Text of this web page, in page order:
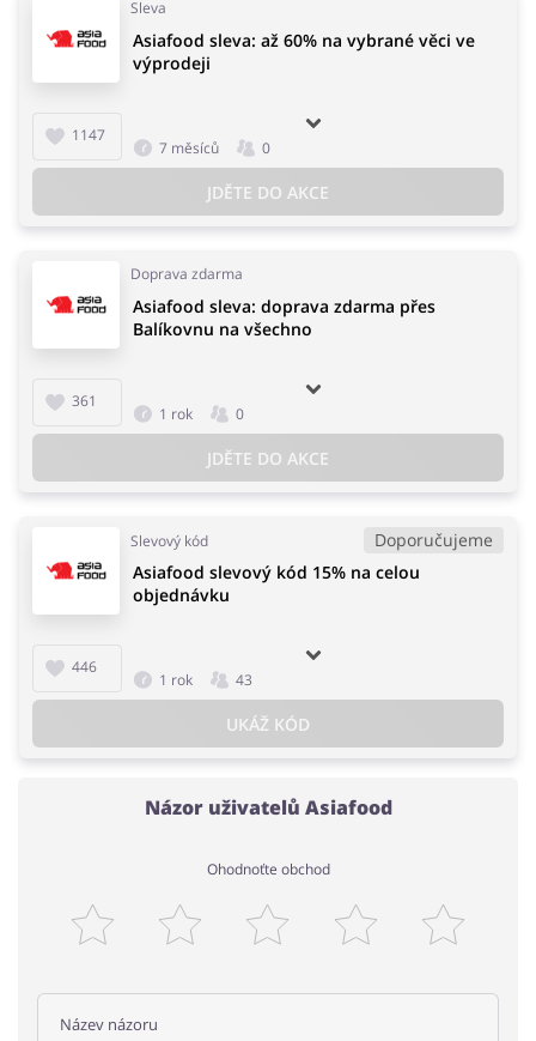
Sleva
1147
Asiafood sleva: až 60% na vybrané věci ve
výprodeji
7 měsíců 0
JDĚTE DO AKCE
Doprava zdarma
361
Asiafood sleva: doprava zdarma přes
Balíkovnu na všechno
1 rok 0
JDĚTE DO AKCE
Slevový kód Doporučujeme
446
Asiafood slevový kód 15% na celou
objednávku
1 rok 43
UKÁŽ KÓD
Názor uživatelů Asiafood
Ohodnoťte obchod